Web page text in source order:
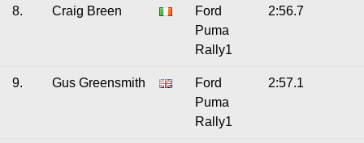
8. Craig Breen
Ford
Puma
Rally1
2:56.7
9. Gus Greensmith
Ford
Puma
Rally1
2:57.1